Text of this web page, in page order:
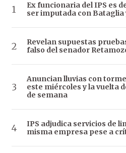
Ex funcionaria del IPS es
ser imputada con Bataglia
Revelan supuestas
falso del senador
Anuncian lluvias con
este miércoles y la vuelta
de semana
IPS adjudica servicios de
misma empresa pese a